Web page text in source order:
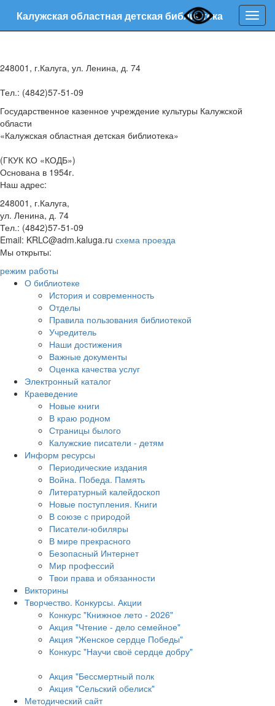
Калужская областная детская библиотека
248001, г.Калуга, ул. Ленина, д. 74
Тел.: (4842)57-51-09
Государственное казенное учреждение культуры Калужской
области
«Калужская областная детская библиотека»
(ГКУК КО «КОДБ»)
Основана в 1954г.
Наш адрес:
248001, г.Калуга,
ул. Ленина, д. 74
Тел.: (4842)57-51-09
Email: KRLC@adm.kaluga.ru схема проезда
Мы открыты:
режим работы
О библиотеке
История и современность
Отделы
Правила пользования библиотекой
Учредитель
Наши достижения
Важные документы
Оценка качества услуг
Электронный каталог
Краеведение
Новые книги
В краю родном
Страницы былого
Калужские писатели - детям
Информ ресурсы
Периодические издания
Война. Победа. Память
Литературный калейдоскоп
Новые поступления. Книги
В союзе с природой
Писатели-юбиляры
В мире прекрасного
Безопасный Интернет
Мир профессий
Твои права и обязанности
Викторины
Творчество. Конкурсы. Акции
Конкурс "Книжное лето - 2026"
Акция "Чтение - дело семейное"
Акция "Женское сердце Победы"
Конкурс "Научи своё сердце добру"
Акция "Бессмертный полк
Акция "Сельский обелиск"
Методический сайт